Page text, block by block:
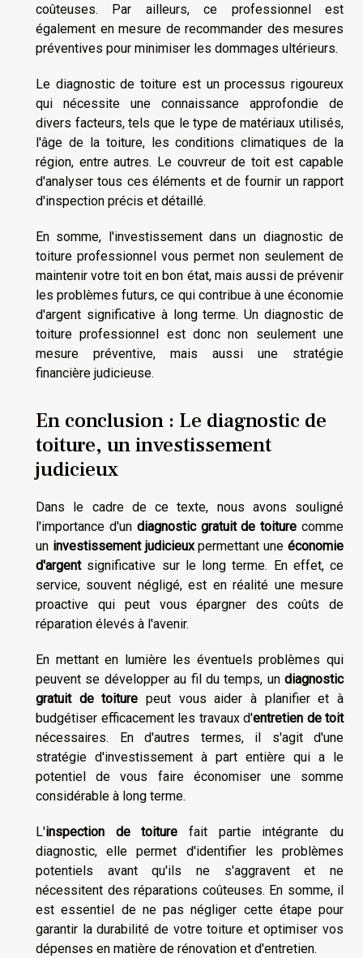
coûteuses. Par ailleurs, ce professionnel est
également en mesure de recommander des mesures
préventives pour minimiser les dommages ultérieurs.
Le diagnostic de toiture est un processus rigoureux
qui nécessite une connaissance approfondie de
divers facteurs, tels que le type de matériaux utilisés,
l'âge de la toiture, les conditions climatiques de la
région, entre autres. Le couvreur de toit est capable
d'analyser tous ces éléments et de fournir un rapport
d'inspection précis et détaillé.
En somme, l'investissement dans un diagnostic de
toiture professionnel vous permet non seulement de
maintenir votre toit en bon état, mais aussi de prévenir
les problèmes futurs, ce qui contribue à une économie
d'argent significative à long terme. Un diagnostic de
toiture professionnel est donc non seulement une
mesure préventive, mais aussi une stratégie
financière judicieuse.
En conclusion : Le diagnostic de
toiture, un investissement
judicieux
Dans le cadre de ce texte, nous avons souligné
l'importance d'un diagnostic gratuit de toiture comme
un investissement judicieuxpermettant uneéconomie
d'argentsignificative sur le long terme. En effet, ce
service, souvent négligé, est en réalité une mesure
proactive qui peut vous épargner des coûts de
réparation élevés à l'avenir.
En mettant en lumière les éventuels problèmes qui
peuvent se développer au fil du temps, un diagnostic
gratuit de toiture peut vous aider à planifier et à
budgétiser efficacement les travaux d'entretien de toit
nécessaires. En d'autres termes, il s'agit d'une
stratégie d'investissement à part entière qui a le
potentiel de vous faire économiser une somme
considérable à long terme.
L'inspection de toiture fait partie intégrante du
diagnostic, elle permet d'identifier les problèmes
potentiels avant qu'ils ne s'aggravent et ne
nécessitent des réparations coûteuses. En somme, il
est essentiel de ne pas négliger cette étape pour
garantir la durabilité de votre toiture et optimiser vos
dépenses en matière de rénovation et d'entretien.